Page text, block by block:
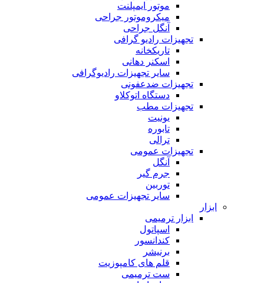
موتور ایمپلنت
میکروموتور جراحی
آنگل جراحی
تجهیزات رادیو گرافی
تاریکخانه
اسکنر دهانی
سایر تجهیزات رادیوگرافی
تجهیزات ضدعفونی
دستگاه اتوکلاو
تجهیزات مطب
یونیت
تابوره
ترالی
تجهیزات عمومی
آنگل
جرم گیر
توربین
سایر تجهیزات عمومی
ابزار
ابزار ترمیمی
اسپاتول
کندانسور
برنیشر
قلم های کامپوزیت
ست ترمیمی